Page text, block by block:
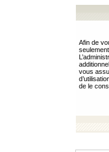
Afin de
vous
de le